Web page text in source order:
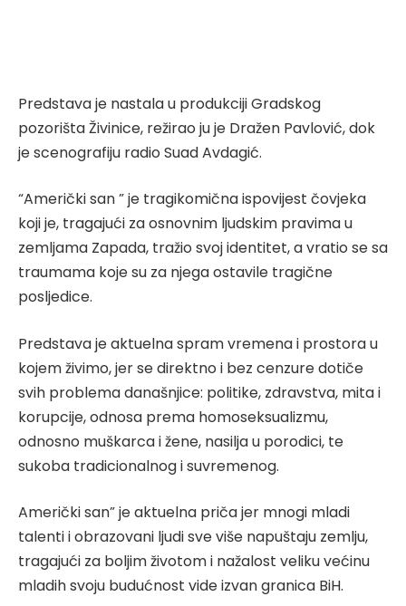
Predstava je nastala u produkciji Gradskog
pozorišta Živinice, režirao ju je Dražen Pavlović, dok
je scenografiju radio Suad Avdagić.
“Američki san ” je tragikomična ispovijest čovjeka
koji je, tragajući za osnovnim ljudskim pravima u
zemljama Zapada, tražio svoj identitet, a vratio se sa
traumama koje su za njega ostavile tragične
posljedice.
Predstava je aktuelna spram vremena i prostora u
kojem živimo, jer se direktno i bez cenzure dotiče
svih problema današnjice: politike, zdravstva, mita i
korupcije, odnosa prema homoseksualizmu,
odnosno muškarca i žene, nasilja u porodici, te
sukoba tradicionalnog i suvremenog.
Američki san” je aktuelna priča jer mnogi mladi
talenti i obrazovani ljudi sve više napuštaju zemlju,
tragajući za boljim životom i nažalost veliku većinu
mladih svoju budućnost vide izvan granica BiH.